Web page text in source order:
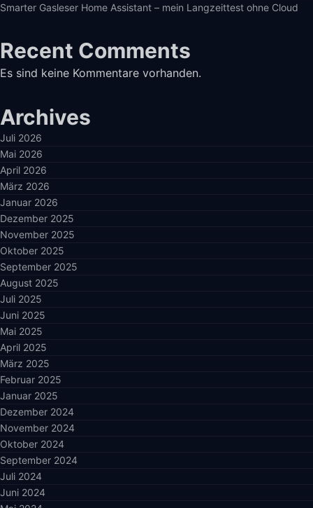
Smarter Gasleser Home Assistant – mein Langzeittest ohne Cloud
Recent Comments
Es sind keine Kommentare vorhanden.
Archives
Juli 2026
Mai 2026
April 2026
März 2026
Januar 2026
Dezember 2025
November 2025
Oktober 2025
September 2025
August 2025
Juli 2025
Juni 2025
Mai 2025
April 2025
März 2025
Februar 2025
Januar 2025
Dezember 2024
November 2024
Oktober 2024
September 2024
Juli 2024
Juni 2024